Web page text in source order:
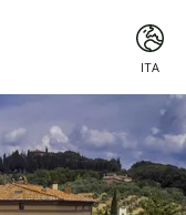
ITA
ENG